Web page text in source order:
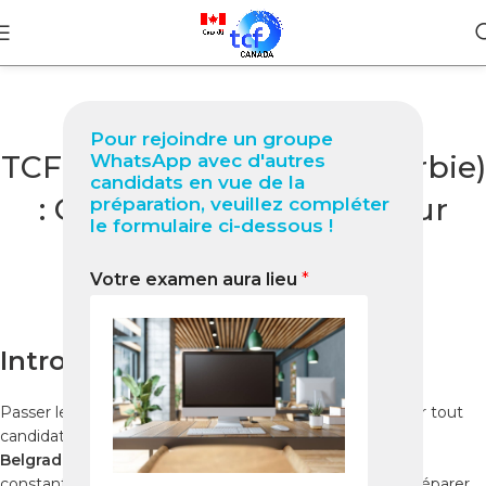
Pour rejoindre un groupe
WhatsApp avec d'autres
candidats en vue de la
préparation, veuillez compléter
le formulaire ci-dessous !
Votre examen aura lieu *
BLOG
TCF Canada à Belgrade (Serbie)
: Guide complet 2025 pour
NabilOn novembre 26, 2025
Introduction
Passer le TCF Canada est une étape indispensable pour tout
candidat souhaitant immigrer ou étudier au Canada. À
Belgrade
, la demande pour le test TCF Canada